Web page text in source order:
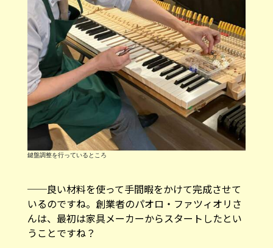
鍵盤調整を行っているところ
──良い材料を使って手間暇をかけて完成させて
いるのですね。創業者のパオロ・ファツィオリさ
んは、最初は家具メーカーからスタートしたとい
うことですね？